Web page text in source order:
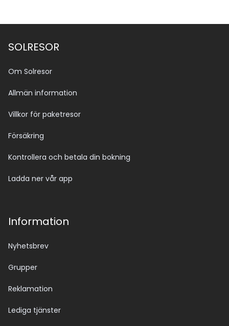
SOLRESOR
Om Solresor
Allmän information
Villkor för paketresor
Försäkring
Kontrollera och betala din bokning
Ladda ner vår app
Information
Nyhetsbrev
Grupper
Reklamation
Lediga tjänster